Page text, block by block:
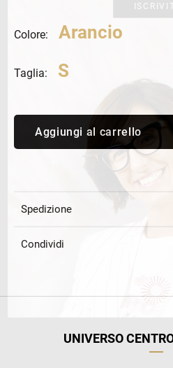
Colore: Arancio
Taglia: S
Aggiungi al carrello
Spedizione
Condividi
UNIVERSO